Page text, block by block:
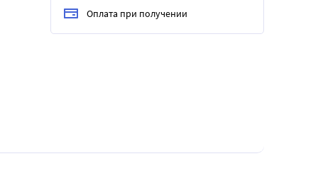
Оплата при получении